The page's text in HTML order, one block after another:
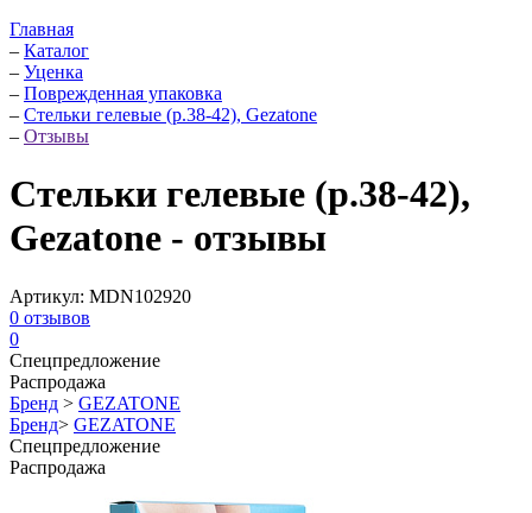
Главная
– Каталог
– Уценка
– Поврежденная упаковка
– Стельки гелевые (р.38-42), Gezatone
– Отзывы
Стельки гелевые (р.38-42),
Gezatone - отзывы
Артикул: MDN102920
0 отзывов
0
Спецпредложение
Распродажа
Бренд > GEZATONE
Бренд> GEZATONE
Спецпредложение
Распродажа